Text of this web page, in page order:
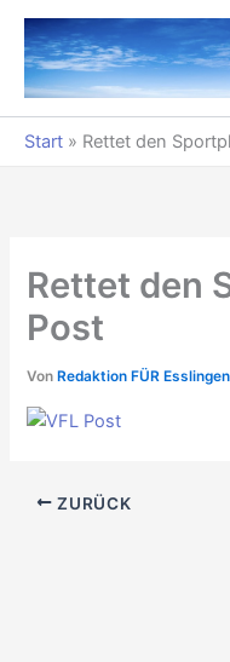
Zum
Inhalt
springen
Start » Rettet den
Rettet den
Post
Von Redaktion FÜR
ZURÜCK